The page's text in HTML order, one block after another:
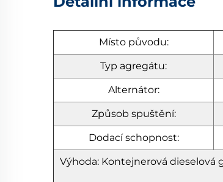
Místo původu:
Typ agregátu:
Alternátor:
Způsob spuštění:
Dodací schopnost:
Výhoda: Kontejnerová dieselová